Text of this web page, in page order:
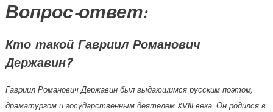
Вопрос-ответ:
Кто такой Гавриил Романович
Державин?
Гавриил Романович Державин был выдающимся русским поэтом,
драматургом и государственным деятелем XVIII века. Он родился в